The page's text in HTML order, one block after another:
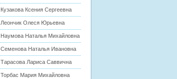
Кузакова Ксения Сергеевна
Леончик Олеся Юрьевна
Наумова Наталья Михайловна
Семенова Наталья Ивановна
Тарасова Лариса Саввична
Торбас Мария Михайловна